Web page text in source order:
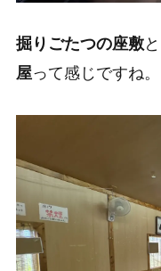
掘りごたつの座敷と
屋って感じですね。